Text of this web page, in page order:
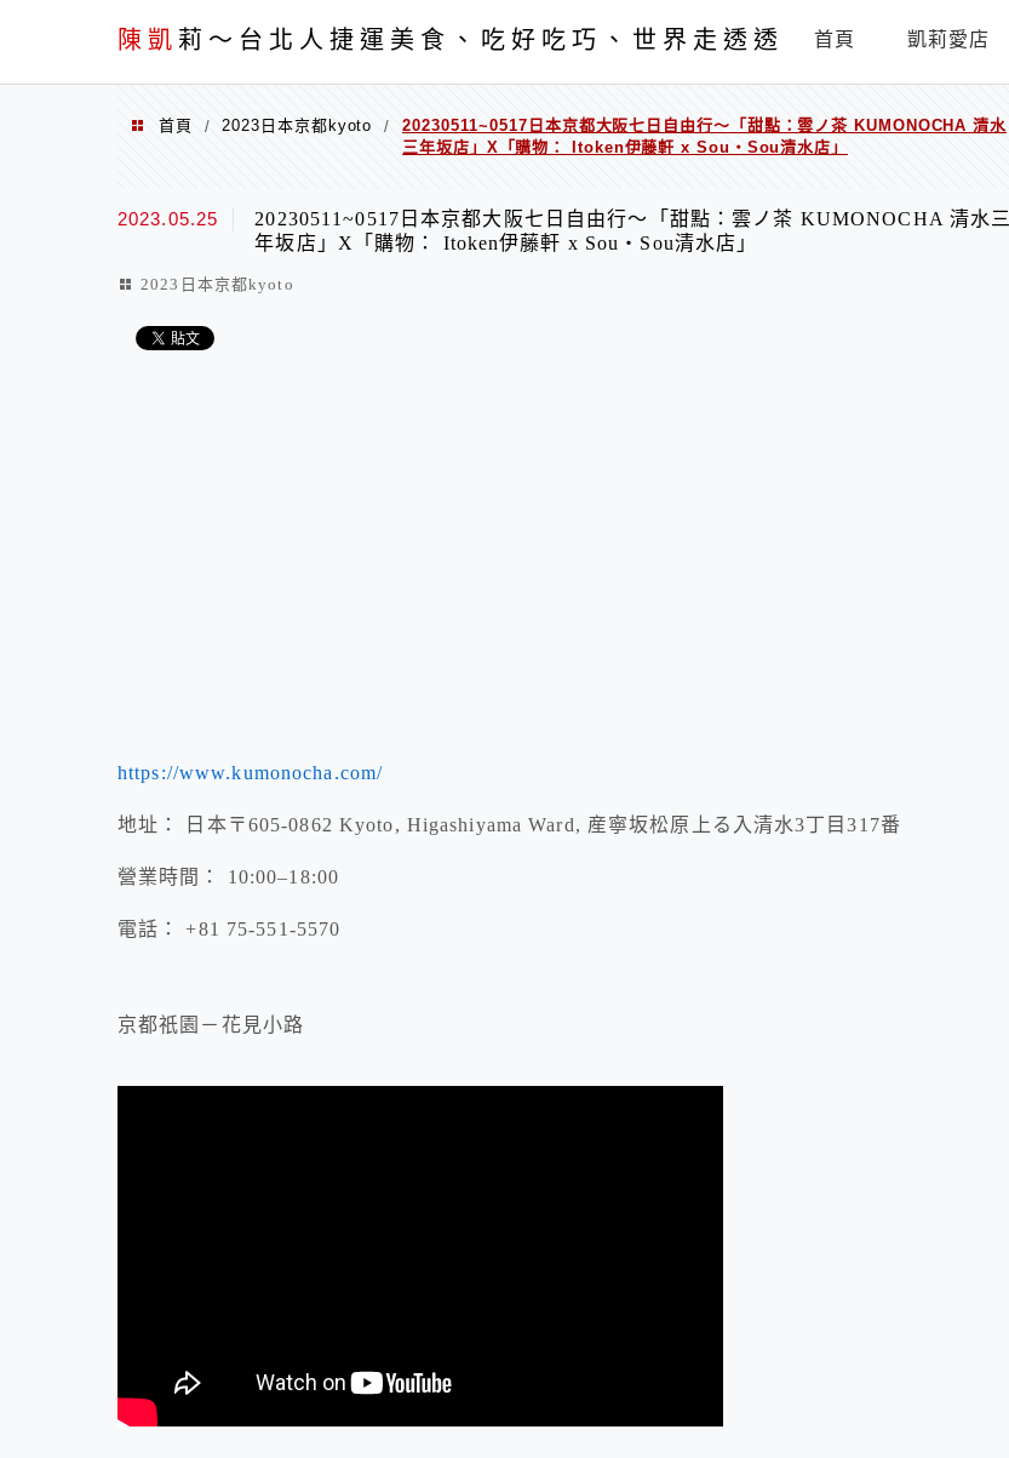
陳凱 莉～台北人捷運美食、吃好吃巧、世界走透透
menu
首頁 凱莉愛店
首頁 / 2023日本京都kyoto /
20230511~0517日本京都大阪七日自由行～「甜點：雲ノ茶 KUMONOCHA 清水
三年坂店」X「購物： Itoken伊藤軒 x Sou・Sou清水店」
2023.05.25
20230511~0517日本京都大阪七日自由行～「甜點：雲ノ茶 KUMONOCHA 清水三
年坂店」X「購物： Itoken伊藤軒 x Sou・Sou清水店」
2023日本京都kyoto
https://www.kumonocha.com/
地址： 日本〒605-0862 Kyoto, Higashiyama Ward, 産寧坂松原上る入清水3丁目317番
營業時間： 10:00–18:00
電話： +81 75-551-5570
京都祇園－花見小路